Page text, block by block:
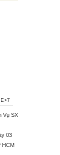
IE>7
Vụ SX
03
HCM